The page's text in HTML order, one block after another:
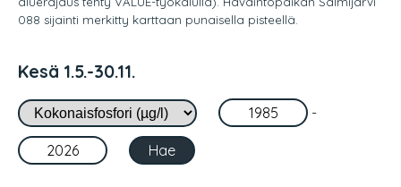
088 sijainti merkitty karttaan punaisella pisteellä.
Kesä 1.5.-30.11.
-